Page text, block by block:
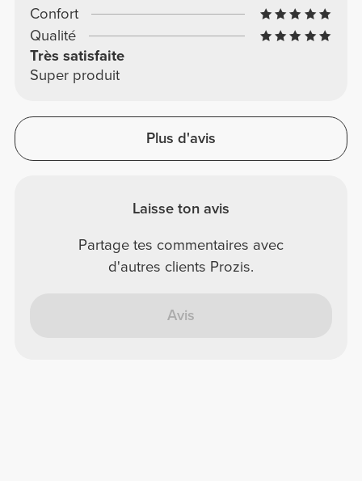
Confort
Qualité
Très satisfaite
Super produit
Plus d'avis
Laisse ton avis
Partage tes commentaires avec
d'autres clients Prozis.
Avis